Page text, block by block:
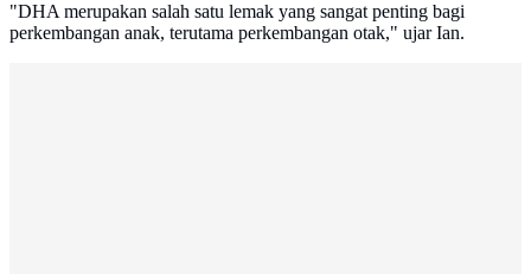
"DHA merupakan salah satu lemak yang sangat penting bagi
perkembangan anak, terutama perkembangan otak," ujar Ian.